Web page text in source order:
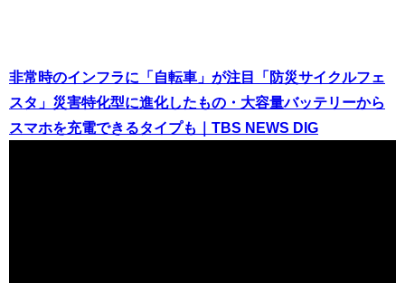
非常時のインフラに「自転車」が注目「防災サイクルフェ
スタ」災害特化型に進化したもの・大容量バッテリーから
スマホを充電できるタイプも｜TBS NEWS DIG